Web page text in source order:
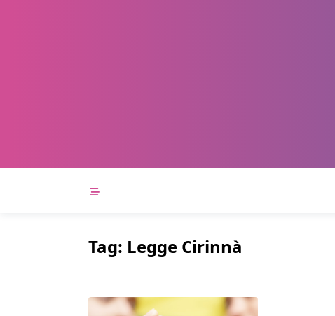
Tag: Legge Cirinnà